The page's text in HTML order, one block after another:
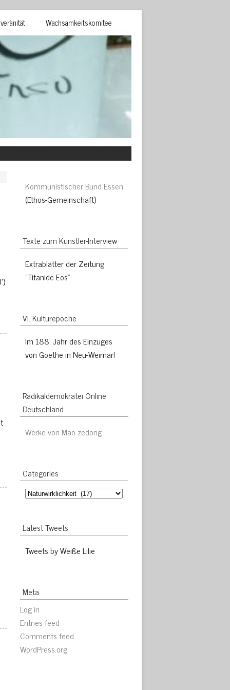
Wachsamkeitskomitee
Kommunistischer Bund Essen
(Ethos-Gemeinschaft)
Texte zum Künstler-Interview
Extrablätter der Zeitung
“Titanide Eos”
VI. Kulturepoche
Im 188. Jahr des Einzuges
von Goethe in Neu-Weimar!
Radikaldemokratei Online
Deutschland
Werke von Mao zedong
Categories
Categories
Latest Tweets
Tweets by Weiße Lilie
Meta
Log in
Entries feed
Comments feed
WordPress.org